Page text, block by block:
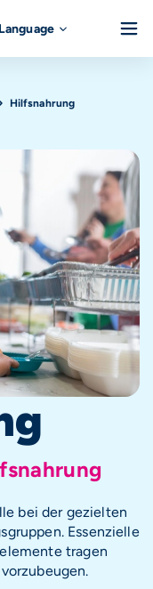
Language
Hilfsnahrung
bei der gezielten
Essenzielle
tragen